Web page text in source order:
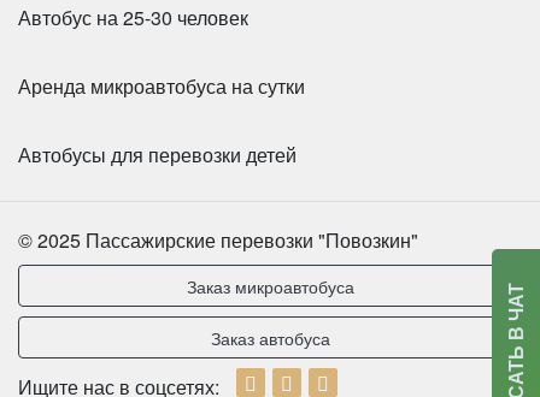
Количество мест: 49
Автобус на 25-30 человек
Аренда микроавтобуса на сутки
Автобусы для перевозки детей
© 2025 Пассажирские перевозки "Повозкин"
Заказ микроавтобуса
Заказ автобуса
Ищите нас в соцсетях: